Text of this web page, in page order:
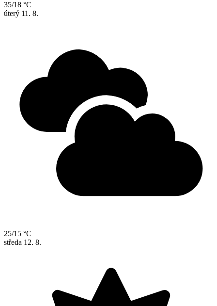
35/18 °C
úterý 11. 8.
25/15 °C
středa 12. 8.